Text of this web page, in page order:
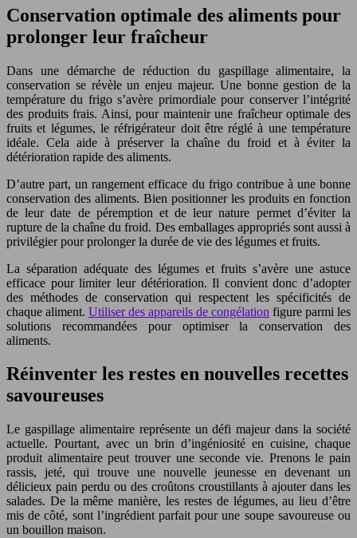
Conservation optimale des aliments pour
prolonger leur fraîcheur
Dans une démarche de réduction du gaspillage alimentaire, la
conservation se révèle un enjeu majeur. Une bonne gestion de la
température du frigo s’avère primordiale pour conserver l’intégrité
des produits frais. Ainsi, pour maintenir une fraîcheur optimale des
fruits et légumes, le réfrigérateur doit être réglé à une température
idéale. Cela aide à préserver la chaîne du froid et à éviter la
détérioration rapide des aliments.
D’autre part, un rangement efficace du frigo contribue à une bonne
conservation des aliments. Bien positionner les produits en fonction
de leur date de péremption et de leur nature permet d’éviter la
rupture de la chaîne du froid. Des emballages appropriés sont aussi à
privilégier pour prolonger la durée de vie des légumes et fruits.
La séparation adéquate des légumes et fruits s’avère une astuce
efficace pour limiter leur détérioration. Il convient donc d’adopter
des méthodes de conservation qui respectent les spécificités de
chaque aliment. Utiliser des appareils de congélation figure parmi les
solutions recommandées pour optimiser la conservation des
aliments.
Réinventer les restes en nouvelles recettes
savoureuses
Le gaspillage alimentaire représente un défi majeur dans la société
actuelle. Pourtant, avec un brin d’ingéniosité en cuisine, chaque
produit alimentaire peut trouver une seconde vie. Prenons le pain
rassis, jeté, qui trouve une nouvelle jeunesse en devenant un
délicieux pain perdu ou des croûtons croustillants à ajouter dans les
salades. De la même manière, les restes de légumes, au lieu d’être
mis de côté, sont l’ingrédient parfait pour une soupe savoureuse ou
un bouillon maison.